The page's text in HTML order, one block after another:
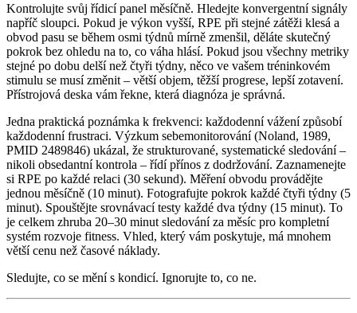
Kontrolujte svůj řídicí panel měsíčně. Hledejte konvergentní signály
napříč sloupci. Pokud je výkon vyšší, RPE při stejné zátěži klesá a
obvod pasu se během osmi týdnů mírně zmenšil, děláte skutečný
pokrok bez ohledu na to, co váha hlásí. Pokud jsou všechny metriky
stejné po dobu delší než čtyři týdny, něco ve vašem tréninkovém
stimulu se musí změnit – větší objem, těžší progrese, lepší zotavení.
Přístrojová deska vám řekne, která diagnóza je správná.
Jedna praktická poznámka k frekvenci: každodenní vážení způsobí
každodenní frustraci. Výzkum sebemonitorování (Noland, 1989,
PMID 2489846) ukázal, že strukturované, systematické sledování –
nikoli obsedantní kontrola – řídí přínos z dodržování. Zaznamenejte
si RPE po každé relaci (30 sekund). Měření obvodu provádějte
jednou měsíčně (10 minut). Fotografujte pokrok každé čtyři týdny (5
minut). Spouštějte srovnávací testy každé dva týdny (15 minut). To
je celkem zhruba 20–30 minut sledování za měsíc pro kompletní
systém rozvoje fitness. Vhled, který vám poskytuje, má mnohem
větší cenu než časové náklady.
Sledujte, co se mění s kondicí. Ignorujte to, co ne.